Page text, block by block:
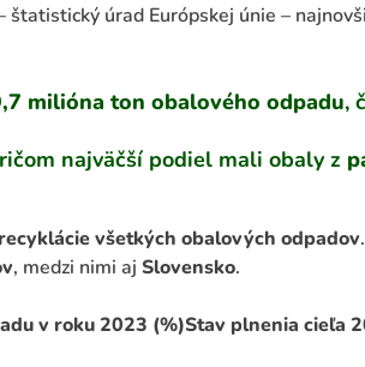
štatistický úrad Európskej únie –
milióna ton obalového odpadu,
najväčší podiel mali obaly z
všetkých obalových odpadov.
, medzi nimi aj Slovensko.
v roku 2023 (%)Stav plnenia cieľa